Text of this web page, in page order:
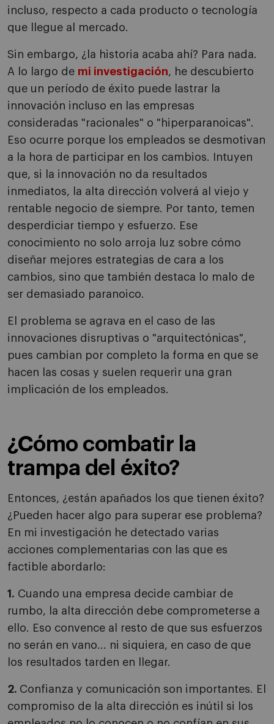
incluso, respecto a cada producto o tecnología
que llegue al mercado.
Sin embargo, ¿la historia acaba ahí? Para nada.
A lo largo de mi investigación, he descubierto
que un período de éxito puede lastrar la
innovación incluso en las empresas
consideradas "racionales" o "hiperparanoicas".
Eso ocurre porque los empleados se desmotivan
a la hora de participar en los cambios. Intuyen
que, si la innovación no da resultados
inmediatos, la alta dirección volverá al viejo y
rentable negocio de siempre. Por tanto, temen
desperdiciar tiempo y esfuerzo. Ese
conocimiento no solo arroja luz sobre cómo
diseñar mejores estrategias de cara a los
cambios, sino que también destaca lo malo de
ser demasiado paranoico.
El problema se agrava en el caso de las
innovaciones disruptivas o "arquitectónicas",
pues cambian por completo la forma en que se
hacen las cosas y suelen requerir una gran
implicación de los empleados.
¿Cómo combatir la
trampa del éxito?
Entonces, ¿están apañados los que tienen éxito?
¿Pueden hacer algo para superar ese problema?
En mi investigación he detectado varias
acciones complementarias con las que es
factible abordarlo:
1. Cuando una empresa decide cambiar de
rumbo, la alta dirección debe comprometerse a
ello. Eso convence al resto de que sus esfuerzos
no serán en vano... ni siquiera, en caso de que
los resultados tarden en llegar.
2. Confianza y comunicación son importantes. El
compromiso de la alta dirección es inútil si los